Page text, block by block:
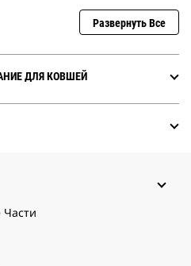
Развернуть Все
ДЛЯ КОВШЕЙ